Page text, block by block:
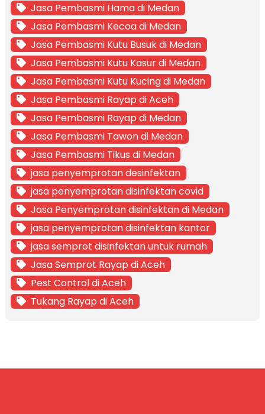
Jasa Pembasmi Hama di Medan
Jasa Pembasmi Kecoa di Medan
Jasa Pembasmi Kutu Busuk di Medan
Jasa Pembasmi Kutu Kasur di Medan
Jasa Pembasmi Kutu Kucing di Medan
Jasa Pembasmi Rayap di Aceh
Jasa Pembasmi Rayap di Medan
Jasa Pembasmi Tawon di Medan
Jasa Pembasmi Tikus di Medan
jasa penyemprotan desinfektan
jasa penyemprotan disinfektan covid
Jasa Penyemprotan disinfektan di Medan
jasa penyemprotan disinfektan kantor
jasa semprot disinfektan untuk rumah
Jasa Semprot Rayap di Aceh
Pest Control di Aceh
Tukang Rayap di Aceh